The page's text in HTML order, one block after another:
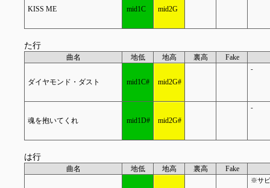
KISS ME mid1C mid2G
た行
曲名 地低 地高 裏高 Fake
ダイヤモンド・ダスト mid1C# mid2G#
-
魂を抱いてくれ mid1D# mid2G#
-
は行
曲名 地低 地高 裏高 Fake
※サビ